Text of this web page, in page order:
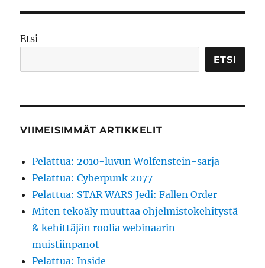
Etsi
ETSI
VIIMEISIMMÄT ARTIKKELIT
Pelattua: 2010-luvun Wolfenstein-sarja
Pelattua: Cyberpunk 2077
Pelattua: STAR WARS Jedi: Fallen Order
Miten tekoäly muuttaa ohjelmistokehitystä
& kehittäjän roolia webinaarin
muistiinpanot
Pelattua: Inside